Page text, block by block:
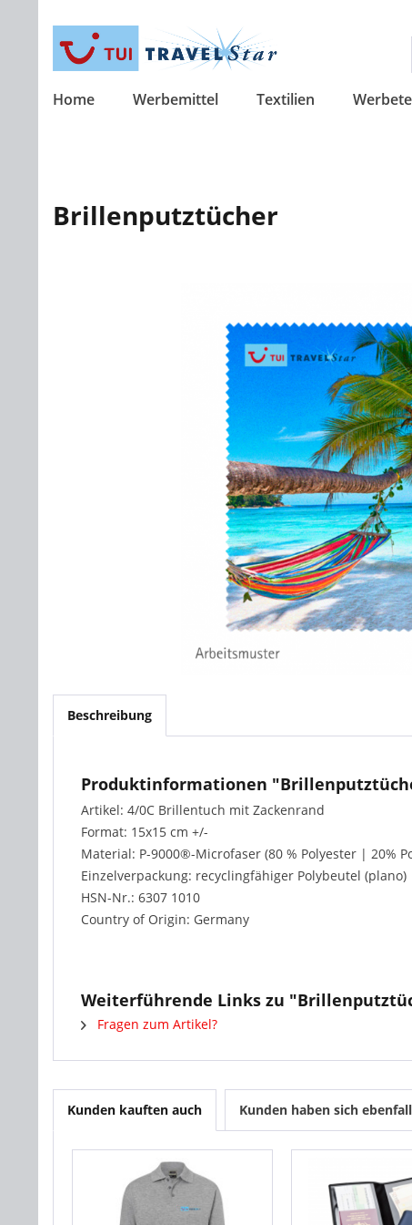
Home Werbemittel Textilien
Brillenputztücher
Beschreibung
Produktinformationen
Artikel: 4/0C Brillentuch mit Zackenrand
Format: 15x15 cm +/-
Material: P-9000®-Microfaser (80 % Polyester | 20%
Einzelverpackung: recyclingfähiger Polybeutel (plano)
HSN-Nr.: 6307 1010
Country of Origin: Germany
Weiterführende Links zu
Fragen zum Artikel?
Kunden kauften auch Kunden haben sich